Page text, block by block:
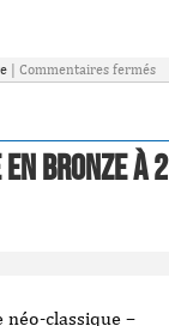
Commentaires fermés
en bronze à 2
néo-classique –